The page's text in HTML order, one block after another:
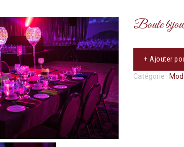
Boule
+ Ajouter
Catégorie :